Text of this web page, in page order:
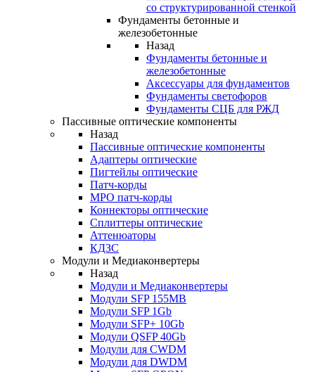
со структурированной стенкой
Фундаменты бетонные и
железобетонные
Назад
Фундаменты бетонные и
железобетонные
Аксессуары для фундаментов
Фундаменты светофоров
Фундаменты СЦБ для РЖД
Пассивные оптические компоненты
Назад
Пассивные оптические компоненты
Адаптеры оптические
Пигтейлы оптические
Патч-корды
MPO патч-корды
Коннекторы оптические
Сплиттеры оптические
Аттенюаторы
КДЗС
Модули и Медиаконвертеры
Назад
Модули и Медиаконвертеры
Модули SFP 155MB
Модули SFP 1Gb
Модули SFP+ 10Gb
Модули QSFP 40Gb
Модули для CWDM
Модули для DWDM